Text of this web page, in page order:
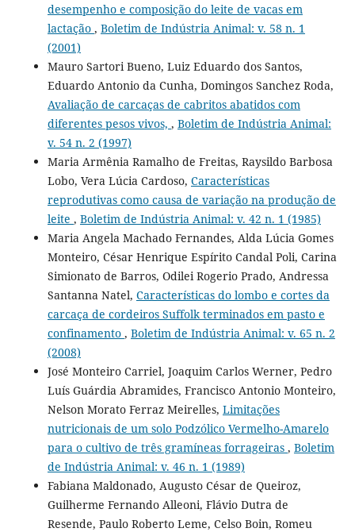
desempenho e composição do leite de vacas em
lactação , Boletim de Indústria Animal: v. 58 n. 1
(2001)
Mauro Sartori Bueno, Luiz Eduardo dos Santos,
Eduardo Antonio da Cunha, Domingos Sanchez Roda,
Avaliação de carcaças de cabritos abatidos com
diferentes pesos vivos, , Boletim de Indústria Animal:
v. 54 n. 2 (1997)
Maria Armênia Ramalho de Freitas, Raysildo Barbosa
Lobo, Vera Lúcia Cardoso, Características
reprodutivas como causa de variação na produção de
leite , Boletim de Indústria Animal: v. 42 n. 1 (1985)
Maria Angela Machado Fernandes, Alda Lúcia Gomes
Monteiro, César Henrique Espírito Candal Poli, Carina
Simionato de Barros, Odilei Rogerio Prado, Andressa
Santanna Natel, Características do lombo e cortes da
carcaça de cordeiros Suffolk terminados em pasto e
confinamento , Boletim de Indústria Animal: v. 65 n. 2
(2008)
José Monteiro Carriel, Joaquim Carlos Werner, Pedro
Luís Guárdia Abramides, Francisco Antonio Monteiro,
Nelson Morato Ferraz Meirelles, Limitações
nutricionais de um solo Podzólico Vermelho-Amarelo
para o cultivo de três gramíneas forrageiras , Boletim
de Indústria Animal: v. 46 n. 1 (1989)
Fabiana Maldonado, Augusto César de Queiroz,
Guilherme Fernando Alleoni, Flávio Dutra de
Resende, Paulo Roberto Leme, Celso Boin, Romeu